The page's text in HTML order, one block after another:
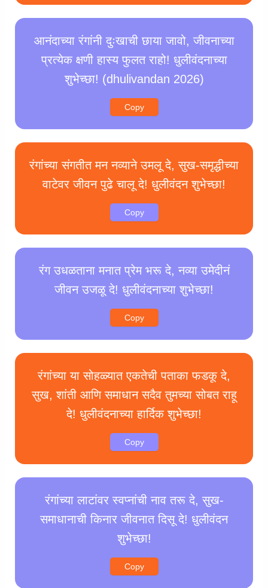
आनंदाच्या रंगांनी दुःखाची छाया जावो, जीवनाच्या
प्रत्येक क्षणी हास्य फुलत राहो! धुलीवंदनाच्या
शुभेच्छा! (dhulivandan 2026)
Copy
रंगांच्या संगतीत मन नव्याने उमलू दे, सुख-समृद्धीच्या
वाटेवर जीवन पुढे चालू दे! धुलीवंदन शुभेच्छा!
Copy
रंग उधळताना मनात प्रेम भरू दे, नव्या उमेदीनं
जीवन उजळू दे! धुलीवंदनाच्या शुभेच्छा!
Copy
रंगांच्या या सोहळ्यात एकतेची पताका फडकू दे,
सुख, शांती आणि समाधान सदैव तुमच्या सोबत राहू
दे! धुलीवंदनाच्या हार्दिक शुभेच्छा!
Copy
रंगांच्या लाटांवर स्वप्नांची नाव तरू दे, सुख-
समाधानाची किनार जीवनात दिसू दे! धुलीवंदन
शुभेच्छा!
Copy